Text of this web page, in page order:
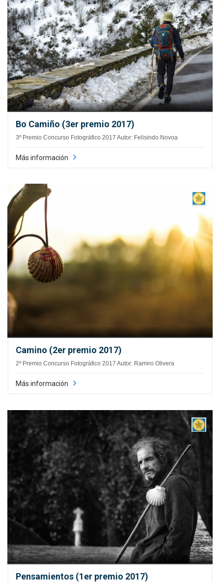
Bo Camiño (3er premio 2017)
3º Premio Concurso Fotográfico 2017 Autor: Felisindo Novoa
Más información
Camino (2er premio 2017)
2º Premio Concurso Fotográfico 2017 Autor: Ramiro Olivera
Más información
Pensamientos (1er premio 2017)